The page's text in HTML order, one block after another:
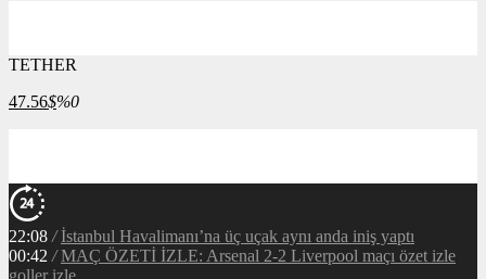
TETHER
47.56$%0
22:08 / İstanbul Havalimanı’na üç uçak aynı anda iniş yaptı
00:42 / MAÇ ÖZETİ İZLE: Arsenal 2-2 Liverpool maçı özet izle
goller izle